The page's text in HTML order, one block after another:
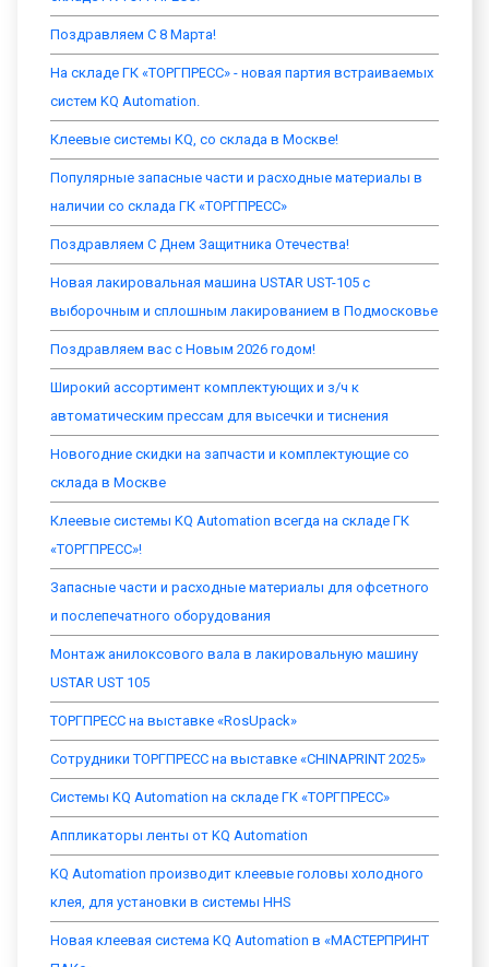
Поздравляем С 8 Марта!
На складе ГК «ТОРГПРЕСС» - новая партия встраиваемых
систем KQ Automation.
Клеевые системы KQ, со склада в Москве!
Популярные запасные части и расходные материалы в
наличии со склада ГК «ТОРГПРЕСС»
Поздравляем С Днем Защитника Отечества!
Новая лакировальная машина USTAR UST-105 с
выборочным и сплошным лакированием в Подмосковье
Поздравляем вас с Новым 2026 годом!
Широкий ассортимент комплектующих и з/ч к
автоматическим прессам для высечки и тиснения
Новогодние скидки на запчасти и комплектующие со
склада в Москве
Клеевые системы KQ Automation всегда на складе ГК
«ТОРГПРЕСС»!
Запасные части и расходные материалы для офсетного
и послепечатного оборудования
Монтаж анилоксового вала в лакировальную машину
USTAR UST 105
ТОРГПРЕСС на выставке «RosUpack»
Сотрудники ТОРГПРЕСС на выставке «CHINAPRINT 2025»
Системы KQ Automation на складе ГК «ТОРГПРЕСС»
Аппликаторы ленты от KQ Automation
KQ Automation производит клеевые головы холодного
клея, для установки в системы HHS
Новая клеевая система KQ Automation в «МАСТЕРПРИНТ